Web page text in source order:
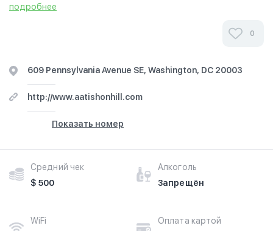
подробнее
0
609 Pennsylvania Avenue SE, Washington, DC 20003
http://www.aatishonhill.com
Показать номер
Средний чек
$ 500
Алкоголь
Запрещён
WiFi
Оплата картой